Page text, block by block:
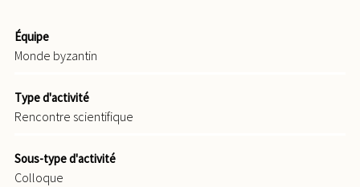
Équipe
Monde byzantin
Type d'activité
Rencontre scientifique
Sous-type d'activité
Colloque